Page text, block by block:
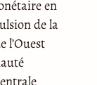
en
de la
l’Ouest